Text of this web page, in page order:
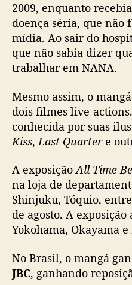
2009, enquanto
doença séria, que não
mídia. Ao sair do
que não sabia dizer
trabalhar em NANA.
Mesmo assim, o
dois filmes live-
conhecida por suas
Kiss,Last Quartere
A exposiçãoAll Time
na loja de
Shinjuku, Tóquio,
de agosto. A
Yokohama, Okayama e
No Brasil, o mangá
JBC, ganhando